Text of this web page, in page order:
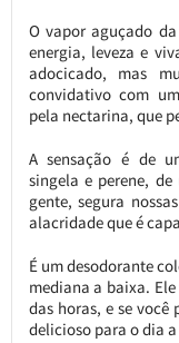
O vapor aguçado
energia, leveza e
adocicado, mas
convidativo com
pela nectarina, que
A sensação é de
singela e perene,
gente, segura
alacridade que é
É um desodorante
mediana a baixa.
das horas, e se
delicioso para o dia